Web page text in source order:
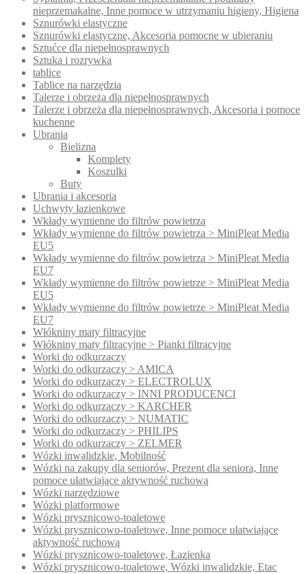
nieprzemakalne, Inne pomoce w utrzymaniu higieny, Higiena
Sznurówki elastyczne
Sznurówki elastyczne, Akcesoria pomocne w ubieraniu
Sztućce dla niepełnosprawnych
Sztuka i rozrywka
tablice
Tablice na narzędzia
Talerze i obrzeża dla niepełnosprawnych
Talerze i obrzeża dla niepełnosprawnych, Akcesoria i pomoce
kuchenne
Ubrania
Bielizna
Komplety
Koszulki
Buty
Ubrania i akcesoria
Uchwyty łazienkowe
Wkłady wymienne do filtrów powietrza
Wkłady wymienne do filtrów powietrza > MiniPleat Media
EU5
Wkłady wymienne do filtrów powietrza > MiniPleat Media
EU7
Wkłady wymienne do filtrów powietrze > MiniPleat Media
EU5
Wkłady wymienne do filtrów powietrze > MiniPleat Media
EU7
Włókniny maty filtracyjne
Włókniny maty filtracyjne > Pianki filtracyjne
Worki do odkurzaczy
Worki do odkurzaczy > AMICA
Worki do odkurzaczy > ELECTROLUX
Worki do odkurzaczy > INNI PRODUCENCI
Worki do odkurzaczy > KARCHER
Worki do odkurzaczy > NUMATIC
Worki do odkurzaczy > PHILIPS
Worki do odkurzaczy > ZELMER
Wózki inwalidzkie, Mobilność
Wózki na zakupy dla seniorów, Prezent dla seniora, Inne
pomoce ułatwiające aktywność ruchową
Wózki narzędziowe
Wózki platformowe
Wózki prysznicowo-toaletowe
Wózki prysznicowo-toaletowe, Inne pomoce ułatwiające
aktywność ruchową
Wózki prysznicowo-toaletowe, Łazienka
Wózki prysznicowo-toaletowe, Wózki inwalidzkie, Etac